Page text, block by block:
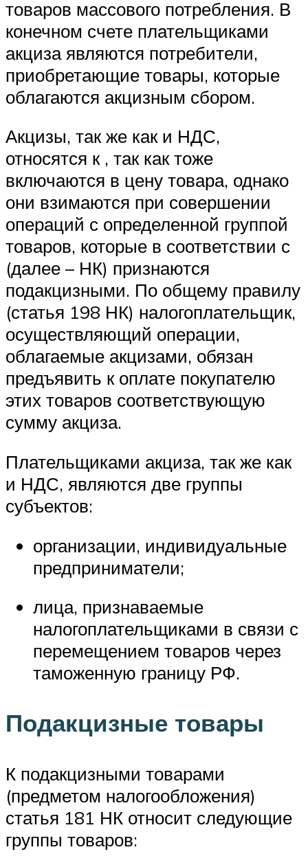
товаров массового потребления. В
конечном счете плательщиками
акциза являются потребители,
приобретающие товары, которые
облагаются акцизным сбором.
Акцизы, так же как и НДС,
относятся к , так как тоже
включаются в цену товара, однако
они взимаются при совершении
операций с определенной группой
товаров, которые в соответствии с
(далее – НК) признаются
подакцизными. По общему правилу
(статья 198 НК) налогоплательщик,
осуществляющий операции,
облагаемые акцизами, обязан
предъявить к оплате покупателю
этих товаров соответствующую
сумму акциза.
Плательщиками акциза, так же как
и НДС, являются две группы
субъектов:
организации, индивидуальные
предприниматели;
лица, признаваемые
налогоплательщиками в связи с
перемещением товаров через
таможенную границу РФ.
Подакцизные товары
К подакцизными товарами
(предметом налогообложения)
статья 181 НК относит следующие
группы товаров: